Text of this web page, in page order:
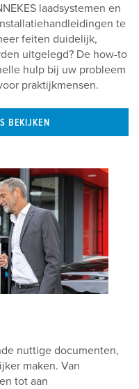
laadsystemen en
te
feiten duidelijk,
uitgelegd? De how-to
hulp bij uw probleem
praktijkmensen.
BEKIJKEN
nuttige documenten,
maken. Van
tot aan